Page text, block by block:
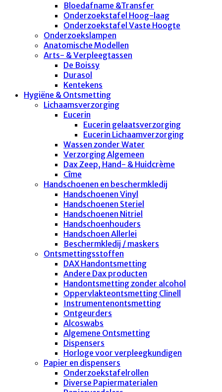
Bloedafname &Transfer
Onderzoekstafel Hoog-laag
Onderzoekstafel Vaste Hoogte
Onderzoekslampen
Anatomische Modellen
Arts- & Verpleegtassen
De Boissy
Durasol
Kentekens
Hygiëne & Ontsmetting
Lichaamsverzorging
Eucerin
Eucerin gelaatsverzorging
Eucerin Lichaamverzorging
Wassen zonder Water
Verzorging Algemeen
Dax Zeep, Hand- & Huidcrème
Cîme
Handschoenen en beschermkledij
Handschoenen Vinyl
Handschoenen Steriel
Handschoenen Nitriel
Handschoenhouders
Handschoen Allerlei
Beschermkledij / maskers
Ontsmettingsstoffen
DAX Handontsmetting
Andere Dax producten
Handontsmetting zonder alcohol
Oppervlakteontsmetting Clinell
Instrumentenontsmetting
Ontgeurders
Alcoswabs
Algemene Ontsmetting
Dispensers
Horloge voor verpleegkundigen
Papier en dispensers
Onderzoekstafelrollen
Diverse Papiermaterialen